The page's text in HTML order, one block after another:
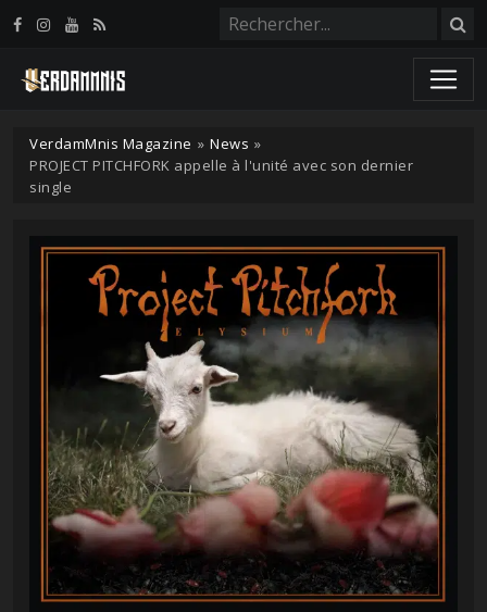
VerdamMnis Magazine » News »
PROJECT PITCHFORK appelle à l'unité avec son dernier
single
Panneau de gestion des cookies